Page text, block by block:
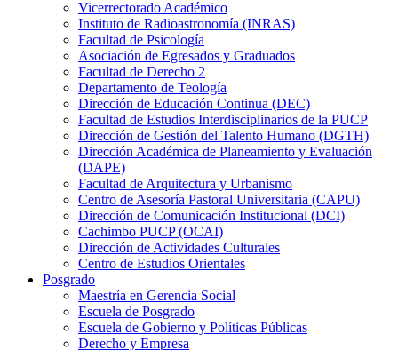
Vicerrectorado Académico
Instituto de Radioastronomía (INRAS)
Facultad de Psicología
Asociación de Egresados y Graduados
Facultad de Derecho 2
Departamento de Teología
Dirección de Educación Continua (DEC)
Facultad de Estudios Interdisciplinarios de la PUCP
Dirección de Gestión del Talento Humano (DGTH)
Dirección Académica de Planeamiento y Evaluación
(DAPE)
Facultad de Arquitectura y Urbanismo
Centro de Asesoría Pastoral Universitaria (CAPU)
Dirección de Comunicación Institucional (DCI)
Cachimbo PUCP (OCAI)
Dirección de Actividades Culturales
Centro de Estudios Orientales
Posgrado
Maestría en Gerencia Social
Escuela de Posgrado
Escuela de Gobierno y Políticas Públicas
Derecho y Empresa